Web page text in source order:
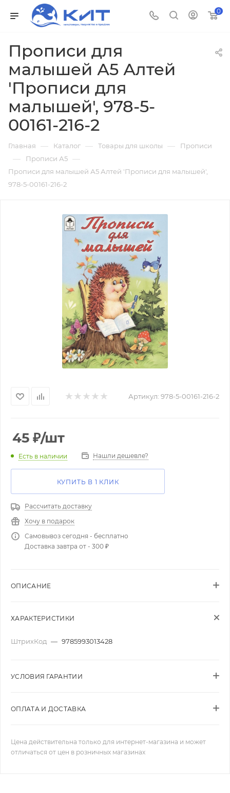
0
Прописи для
малышей А5 Алтей
'Прописи для
малышей', 978-5-
00161-216-2
Главная — Каталог — Товары для школы — Прописи
— Прописи А5 —
Прописи для малышей А5 Алтей 'Прописи для малышей',
978-5-00161-216-2
Артикул: 978-5-00161-216-2
45 ₽/шт
Есть в наличии Нашли дешевле?
КУПИТЬ В 1 КЛИК
Рассчитать доставку
Хочу в подарок
Самовывоз сегодня - бесплатно
Доставка завтра от - 300 ₽
ОПИСАНИЕ
ХАРАКТЕРИСТИКИ
ШтрихКод — 9785993013428
УСЛОВИЯ ГАРАНТИИ
ОПЛАТА И ДОСТАВКА
Цена действительна только для интернет-магазина и может
отличаться от цен в розничных магазинах